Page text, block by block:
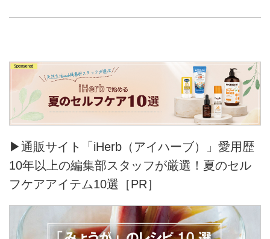
▶通販サイト「iHerb（アイハーブ）」愛用歴
10年以上の編集部スタッフが厳選！夏のセル
フケアアイテム10選［PR］